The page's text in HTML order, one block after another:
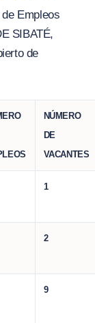
Empleos
SIBATÉ,
de
NÚMERO
DE
VACANTES
1
2
9